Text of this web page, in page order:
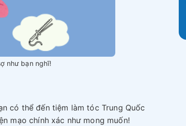
như bạn nghĩ!
có thể đến tiệm làm tóc Trung Quốc
mạo chính xác như mong muốn!